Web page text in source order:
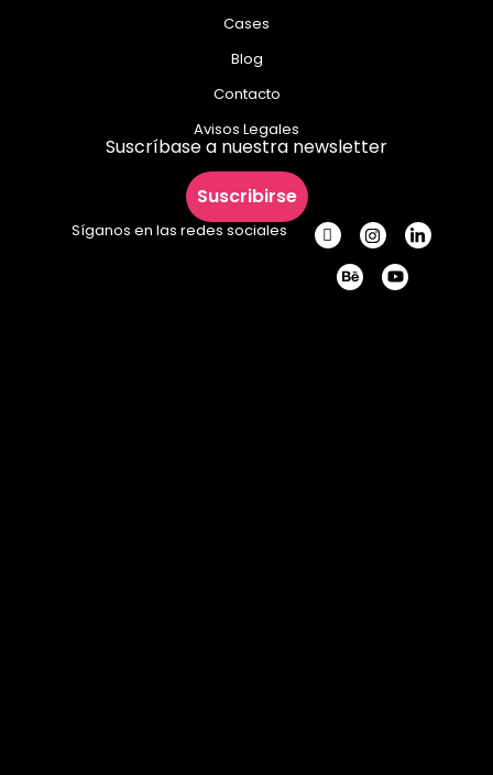
Cases
Blog
Contacto
Avisos Legales
Suscríbase a nuestra newsletter
Suscribirse
Síganos en las redes sociales